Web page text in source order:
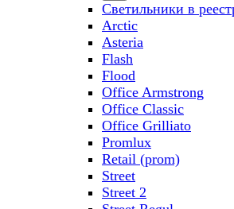
Светильники в
Arctic
Asteria
Flash
Flood
Office Armstrong
Office Classic
Office Grilliato
Promlux
Retail (prom)
Street
Street 2